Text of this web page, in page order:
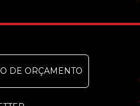
DE ORÇAMENTO